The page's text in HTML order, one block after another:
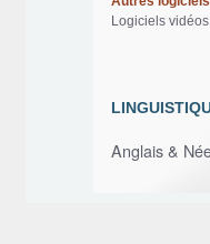
Logiciels
Anglais &